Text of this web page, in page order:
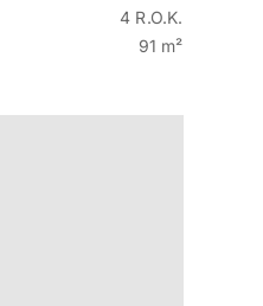
4 R.O.K.
91 m²